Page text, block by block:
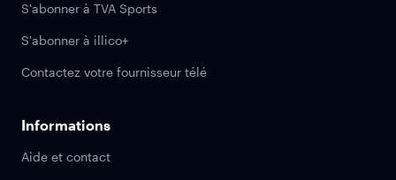
S'abonner à TVA Sports
S'abonner à illico+
Contactez votre fournisseur télé
Informations
Aide et contact